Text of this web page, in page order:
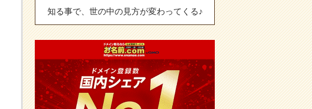
知る事で、世の中の見方が変わってくる♪